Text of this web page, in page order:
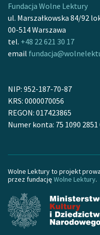
wrażliwych
Deklaracja dostępności
Fundacja Wolne Lektury
ul. Marszałkowska 84/92
00-514 Warszawa
tel. +48 22 621 30 17
email
NIP: 952-187-70-87
KRS: 0000070056
REGON: 017423865
Numer konta: 75 1090 2851
Wolne Lektury to projekt
przez fundację Wolne Lektury.